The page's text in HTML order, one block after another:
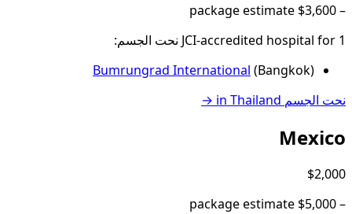
–
$3,600
1
for نحت الجسم:
Bumrungrad International (Bangkok)
نحت الجسم Thailand
→
Mexico
$2,000
–
$5,000